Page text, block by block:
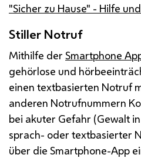
"Sicher zu Hause" - Hilfe
Stiller Notruf
Mithilfe der Smartphone
gehörlose und
einen textbasierten Notruf
anderen Notrufnummern
bei akuter Gefahr (Gewalt
sprach- oder textbasierter
über die Smartphone-App